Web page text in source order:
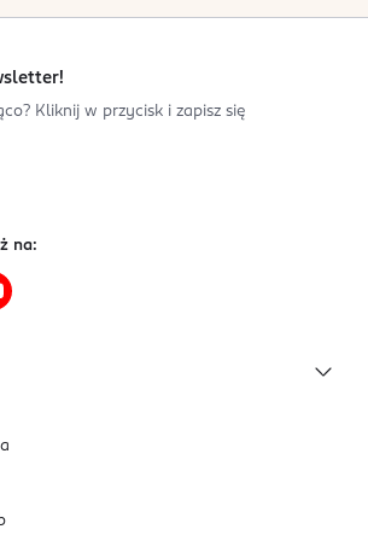
Kliknij w przycisk i zapisz się
na: